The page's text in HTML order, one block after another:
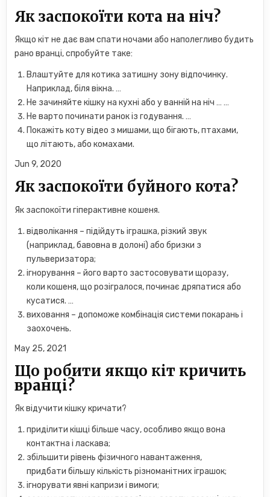
Як заспокоїти кота на ніч?
Якщо кіт не дає вам спати ночами або наполегливо будить
рано вранці, спробуйте таке:
Влаштуйте для котика затишну зону відпочинку.
Наприклад, біля вікна. …
Не зачиняйте кішку на кухні або у ванній на ніч … …
Не варто починати ранок із годування. …
Покажіть коту відео з мишами, що бігають, птахами,
що літають, або комахами.
Jun 9, 2020
Як заспокоїти буйного кота?
Як заспокоїти гіперактивне кошеня.
відволікання – підійдуть іграшка, різкий звук
(наприклад, бавовна в долоні) або бризки з
пульверизатора;
ігнорування – його варто застосовувати щоразу,
коли кошеня, що розігралося, починає дряпатися або
кусатися. …
виховання – допоможе комбінація системи покарань і
заохочень.
May 25, 2021
Що робити якщо кіт кричить
вранці?
Як відучити кішку кричати?
приділити кішці більше часу, особливо якщо вона
контактна і ласкава;
збільшити рівень фізичного навантаження,
придбати більшу кількість різноманітних іграшок;
ігнорувати явні капризи і вимоги;